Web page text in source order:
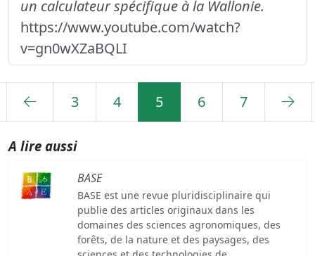
un calculateur spécifique à la Wallonie.
https://www.youtube.com/watch?
v=gn0wXZaBQLI
3 4 5 6 7
A lire aussi
BASE
BASE est une revue pluridisciplinaire qui
publie des articles originaux dans les
domaines des sciences agronomiques, des
forêts, de la nature et des paysages, des